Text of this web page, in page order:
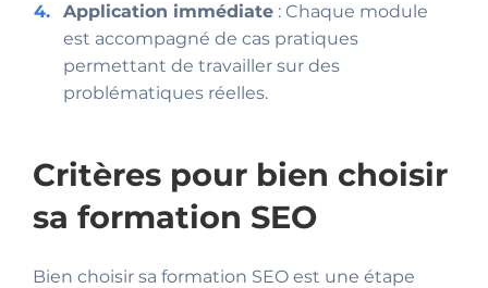
Application immédiate : Chaque module
est accompagné de cas pratiques
permettant de travailler sur des
problématiques réelles.
Critères pour bien choisir
sa formation SEO
Bien choisir sa formation SEO est une étape